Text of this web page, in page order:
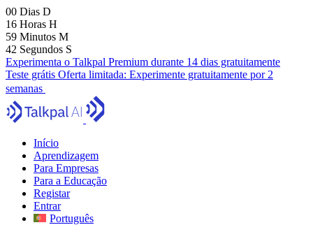
00 Dias D
16 Horas H
59 Minutos M
41 Segundos S
Experimenta o Talkpal Premium durante 14 dias gratuitamente
Teste grátis Oferta limitada: Experimente gratuitamente por 2
semanas
Início
Aprendizagem
Para Empresas
Para a Educação
Registar
Entrar
Português